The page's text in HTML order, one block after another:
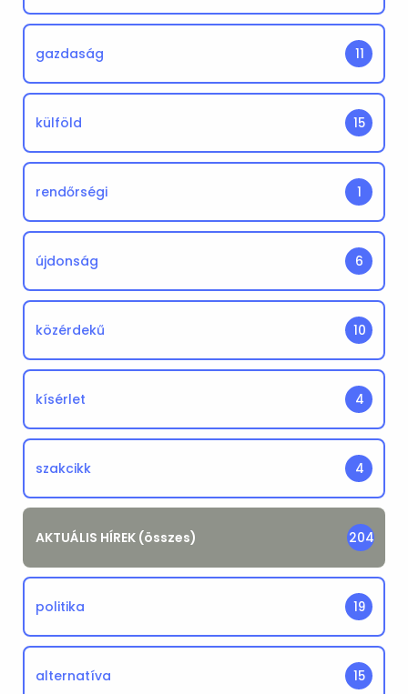
gazdaság 11
külföld 15
rendőrségi 1
újdonság 6
közérdekű 10
kísérlet 4
szakcikk 4
AKTUÁLIS HÍREK (összes) 204
politika 19
alternatíva 15